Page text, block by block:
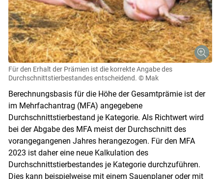
Für den Erhalt der Prämien ist die korrekte Angabe des
Durchschnittstierbestandes entscheidend. © Mak
Berechnungsbasis für die Höhe der Gesamtprämie ist der
im Mehrfachantrag (MFA) angegebene
Durchschnittstierbestand je Kategorie. Als Richtwert wird
bei der Abgabe des MFA meist der Durchschnitt des
vorangegangenen Jahres herangezogen. Für den MFA
2023 ist daher eine neue Kalkulation des
Durchschnittstierbestandes je Kategorie durchzuführen.
Dies kann beispielweise mit einem Sauenplaner oder mit